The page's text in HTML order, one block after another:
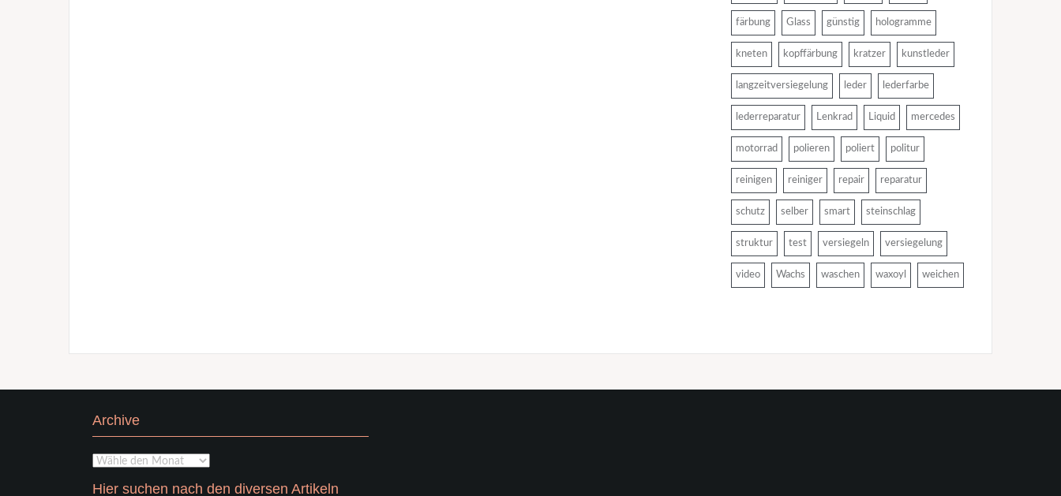
färbung Glass günstig hologramme
kneten kopffärbung kratzer kunstleder
langzeitversiegelung leder lederfarbe
lederreparatur Lenkrad Liquid mercedes
motorrad polieren poliert politur
reinigen reiniger repair reparatur
schutz selber smart steinschlag
struktur test versiegeln versiegelung
video Wachs waschen waxoyl weichen
Archive
Archive
Hier suchen nach den diversen Artikeln